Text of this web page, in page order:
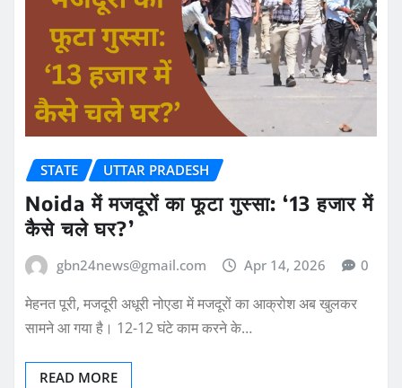
STATE UTTAR PRADESH
Noida में मजदूरों का फूटा गुस्सा: ‘13 हजार में
कैसे चले घर?’
gbn24news@gmail.com Apr 14, 2026 0
मेहनत पूरी, मजदूरी अधूरी नोएडा में मजदूरों का आक्रोश अब खुलकर
सामने आ गया है। 12-12 घंटे काम करने के…
READ MORE